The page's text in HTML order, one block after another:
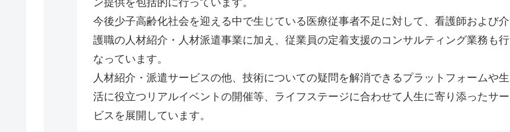
今後少子高齢化社会を迎える中で生じている医療従事者不足に対して、看護師および介
護職の人材紹介・人材派遣事業に加え、従業員の定着支援のコンサルティング業務も行
なっています。
人材紹介・派遣サービスの他、技術についての疑問を解消できるプラットフォームや生
活に役立つリアルイベントの開催等、ライフステージに合わせて人生に寄り添ったサー
ビスを展開しています。